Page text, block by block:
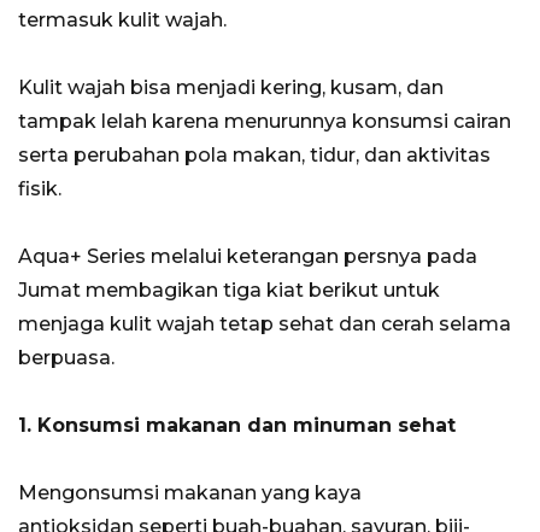
termasuk kulit wajah.
Kulit wajah bisa menjadi kering, kusam, dan
tampak lelah karena menurunnya konsumsi cairan
serta perubahan pola makan, tidur, dan aktivitas
fisik.
Aqua+ Series melalui keterangan persnya pada
Jumat membagikan tiga kiat berikut untuk
menjaga kulit wajah tetap sehat dan cerah selama
berpuasa.
1. Konsumsi makanan dan minuman sehat
Mengonsumsi makanan yang kaya
antioksidan seperti buah-buahan, sayuran, biji-